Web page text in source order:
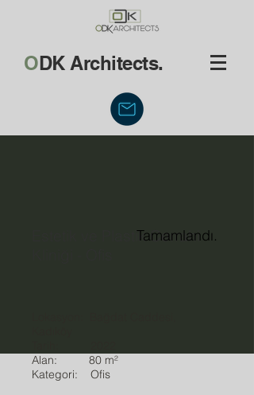
ODK Architects.
Estetik ve Plastik Cerrahi
Tamamlandı.
Alan: 80 m²
Kategori: Ofis